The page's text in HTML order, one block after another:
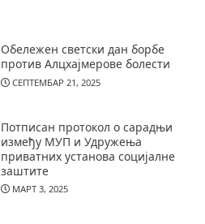
Обележен светски дан борбе
против Алцхајмерове болести
СЕПТЕМБАР 21, 2025
Потписан протокол о сарадњи
између МУП и Удружења
приватних установа социјалне
заштите
МАРТ 3, 2025